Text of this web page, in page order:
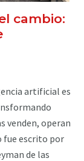
cambio:
artificial es
venden, operan
fue escrito por
de las